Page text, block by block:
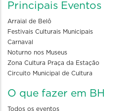
Principais Eventos
Arraial de Belô
Festivais Culturais Municipais
Carnaval
Noturno nos Museus
Zona Cultura Praça da Estação
Circuito Municipal de Cultura
O que fazer em BH
Todos os eventos